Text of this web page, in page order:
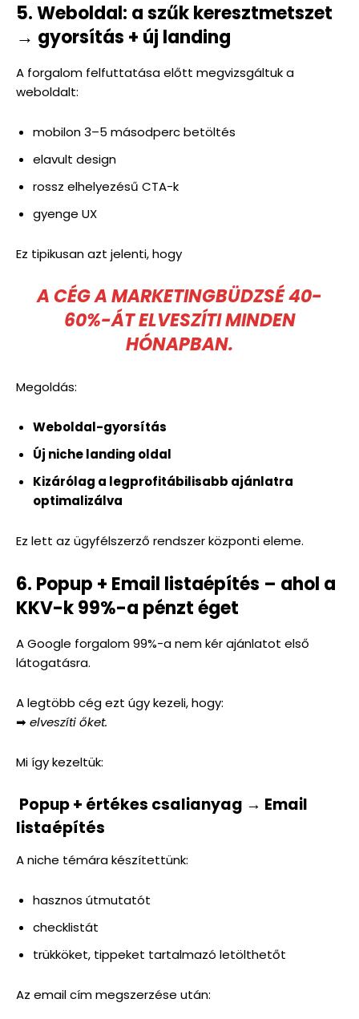
5. Weboldal: a szűk keresztmetszet
→ gyorsítás + új landing
A forgalom felfuttatása előtt megvizsgáltuk a
weboldalt:
mobilon 3–5 másodperc betöltés
elavult design
rossz elhelyezésű CTA-k
gyenge UX
Ez tipikusan azt jelenti, hogy
A CÉG A MARKETINGBÜDZSÉ 40-
60%-ÁT ELVESZÍTI MINDEN
HÓNAPBAN.
Megoldás:
Weboldal-gyorsítás
Új niche landing oldal
Kizárólag a legprofitábilisabb ajánlatra
optimalizálva
Ez lett az ügyfélszerző rendszer központi eleme.
6. Popup + Email listaépítés – ahol a
KKV-k 99%-a pénzt éget
A Google forgalom 99%-a nem kér ajánlatot első
látogatásra.
A legtöbb cég ezt úgy kezeli, hogy:
➡ elveszíti őket.
Mi így kezeltük:
Popup + értékes csalianyag → Email
listaépítés
A niche témára készítettünk:
hasznos útmutatót
checklistát
trükköket, tippeket tartalmazó letölthetőt
Az email cím megszerzése után: